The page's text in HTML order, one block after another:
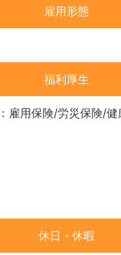
雇用形態
福利厚生
雇用保険/労災保険/
休日・休暇